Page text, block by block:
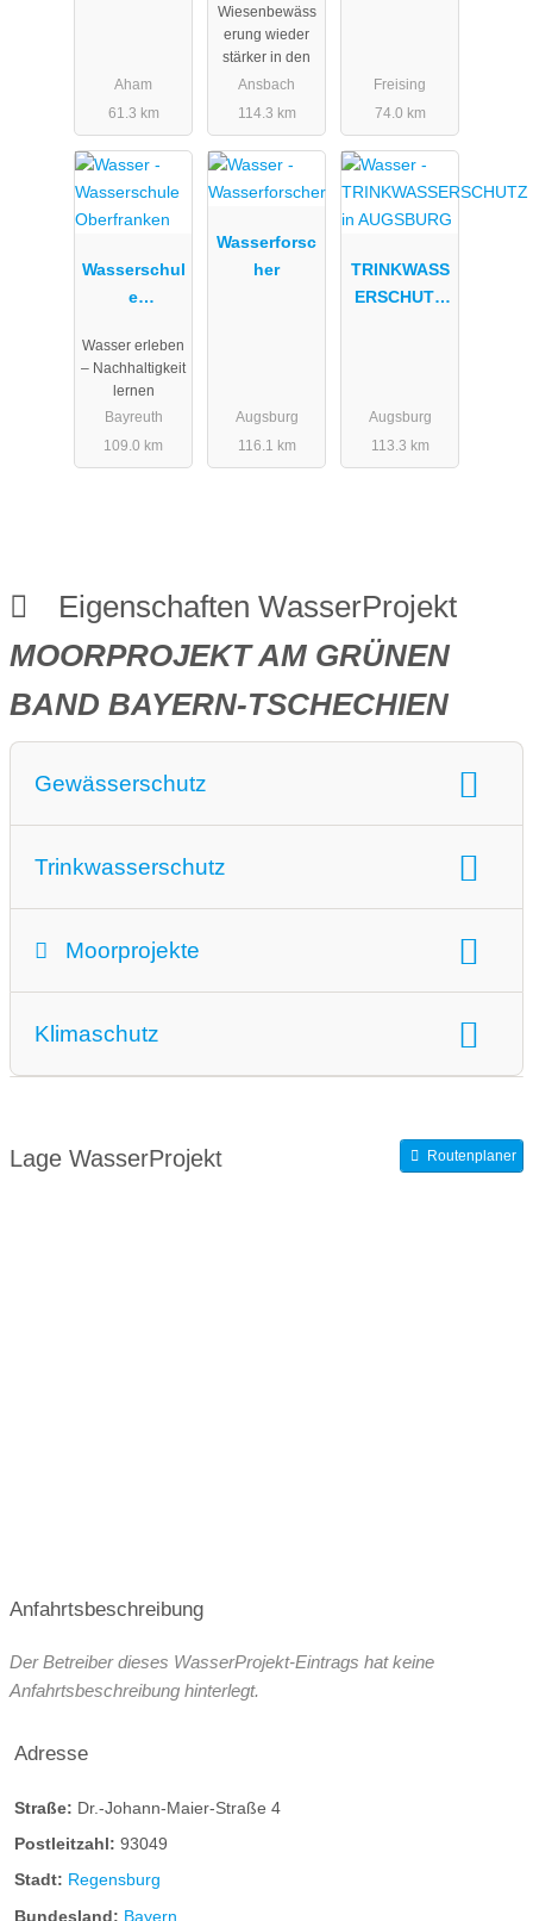
Aham
61.3 km
Wiesenbewäss
erung wieder
stärker in den
Ansbach
114.3 km
Freising
74.0 km
Wasserschul
e
Wasser erleben
– Nachhaltigkeit
lernen
Bayreuth
109.0 km
Wasserforsc
her
Augsburg
116.1 km
TRINKWASS
ERSCHUTZ
Augsburg
113.3 km
Eigenschaften WasserProjekt
MOORPROJEKT AM GRÜNEN
BAND BAYERN-TSCHECHIEN
Gewässerschutz
Trinkwasserschutz
Moorprojekte
Moorschutzprojekte
Moorwiedervernässung
Klimaschutz
Lage WasserProjekt Routenplaner
Anfahrtsbeschreibung
Der Betreiber dieses WasserProjekt-Eintrags hat keine
Anfahrtsbeschreibung hinterlegt.
Adresse
Straße: Dr.-Johann-Maier-Straße 4
Postleitzahl: 93049
Stadt: Regensburg
Bundesland: Bayern